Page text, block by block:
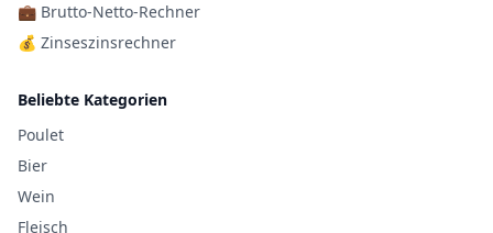
💼 Brutto-Netto-Rechner
💰 Zinseszinsrechner
Beliebte Kategorien
Poulet
Bier
Wein
Fleisch